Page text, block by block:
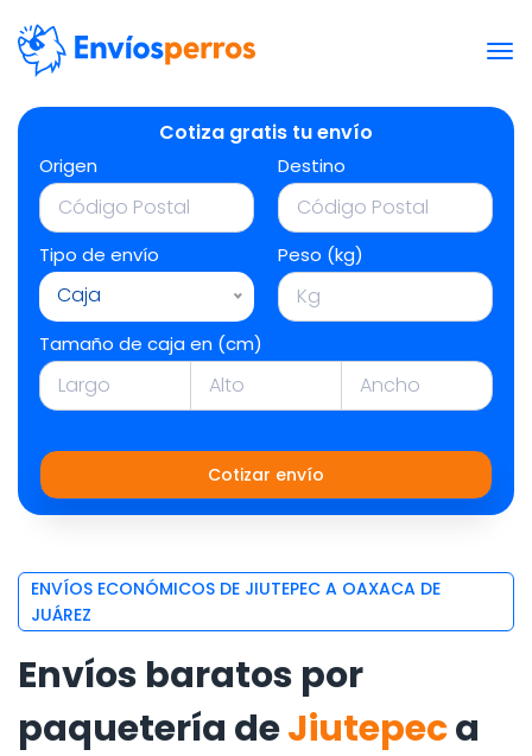
Cotiza gratis tu envío
Origen Destino
Tipo de envío
Caja
Peso (kg)
Tamaño de caja en (cm)
Cotizar envío
ENVÍOS ECONÓMICOS DE JIUTEPEC A OAXACA DE
JUÁREZ
Envíos baratos por
paquetería deJiutepeca